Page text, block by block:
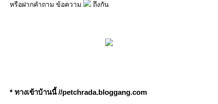
หรือฝากคำถาม ข้อความ ถึงกัน
* ทางเข้าบ้านนี้ //petchrada.bloggang.com